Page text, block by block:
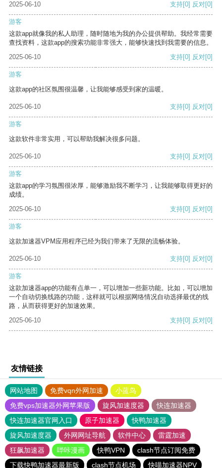
2025-06-10 支持[0] 反对[0]
游客
这款app就像我的私人助理，随时随地为我的办公提供帮助。我经常需要
查找资料，这款app的搜索功能非常强大，能够快速找到我需要的信息。
2025-06-10
支持[0] 反对[0]
游客
这款app的社区氛围很温馨，让我能够感受到家的温暖。
2025-06-10 支持[0] 反对[0]
游客
这款软件非常实用，可以帮助我解决很多问题。
2025-06-10 支持[0] 反对[0]
游客
这款app的学习氛围很浓厚，能够激励我不断学习，让我能够取得更好的
成绩。
2025-06-10
支持[0] 反对[0]
游客
这款加速器VPM应用程序已经为我们带来了无限的流畅体验。
2025-06-10 支持[0] 反对[0]
游客
这款加速器app的功能有点单一，可以增加一些新功能。比如，可以增加
一个自动切换线路的功能，这样就可以根据网络情况自动选择最优的线
路，从而获得更好的加速效果。
2025-06-10
支持[0] 反对[0]
友情链接
网站地图 免费vqn外网加速
小蓝鸟
免费vps加速器外网苹果版
旋风加速度器
快连加速器
快连加速器官网入口
原子加速器
快鸭加速器
旋风加速度器
外网网址导航 软件中心
雷霆加速
狂飙加速器
哔咔漫画 快鸭VPN
clash节点订阅免费
下载快鸭加速器最新版
clash节点机场 快喵加速器NPV